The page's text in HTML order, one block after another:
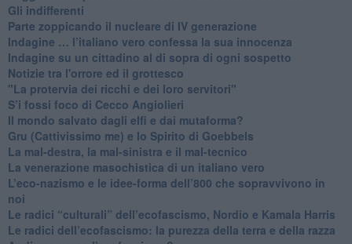
​Gli indifferenti
Parte zoppicando il nucleare di IV generazione
​Indagine … l’italiano vero confessa la sua innocenza
Indagine su un cittadino al di sopra di ogni sospetto
Notizie tra l'orrore ed il grottesco
"La protervia dei ricchi e dei loro servitori"
S’i fossi foco di Cecco Angiolieri
​Il mondo salvato dagli elfi e dai mutaforma?
Gru (Cattivissimo me) e lo Spirito di Goebbels
​La mal-destra, la mal-sinistra e il mal-tecnico
​La venerazione masochistica di un italiano vero
​L’eco-nazismo e le idee-forma dell’800 che sopravvivono in
noi
​Le radici “culturali” dell’ecofascismo, Nordio e Kamala Harris
Le radici dell’ecofascismo: la purezza della terra e della razza